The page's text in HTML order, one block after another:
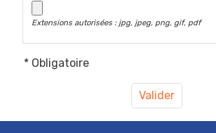
Extensions autorisées : jpg, jpeg, png, gif, pdf